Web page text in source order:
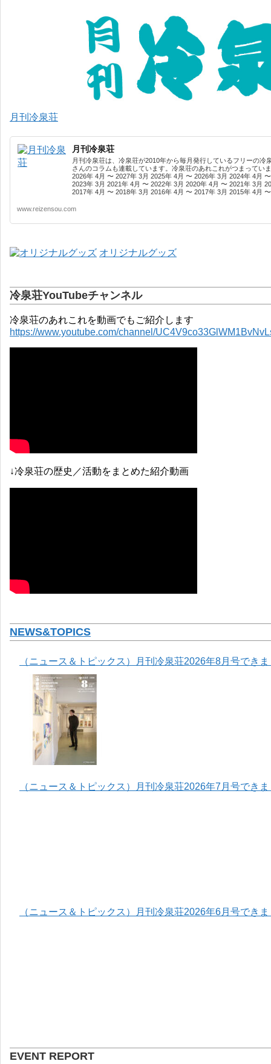
月刊冷泉荘
月刊冷泉荘
月刊冷泉荘は、冷泉荘が2010年から毎月発行しているフリーの
さんのコラムも連載しています。冷泉荘のあれこれがつまってい
2026年 4月 〜 2027年 3月 2025年 4月 〜 2026年 3月 2024年 4月
2023年 3月 2021年 4月 〜 2022年 3月 2020年 4月 〜 2021年 3月
2017年 4月 〜 2018年 3月 2016年 4月 〜 2017年 3月 2015年 4月
www.reizensou.com
オリジナルグッズ
冷泉荘YouTubeチャンネル
冷泉荘のあれこれを動画でもご紹介します
https://www.youtube.com/channel/
↓冷泉荘の歴史／活動をまとめた紹介動画
NEWS&TOPICS
（ニュース＆トピックス）月刊冷泉荘2026年8月号でき
（ニュース＆トピックス）月刊冷泉荘2026年7月号でき
（ニュース＆トピックス）月刊冷泉荘2026年6月号でき
EVENT REPORT